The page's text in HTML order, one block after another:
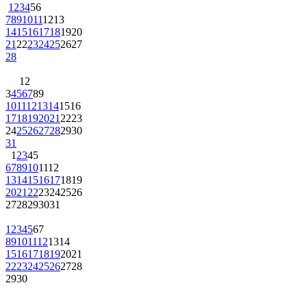
1 23456
78910111213
14151617181920
21 222324252627
28
1 2
3456789
10111213141516
1718192021 2223
24252627282930
31
1 2345
6789101112
13141516171819
2021 2223242526
2728293031
1 234567
891011121314
15161718192021
22232425262728
2930